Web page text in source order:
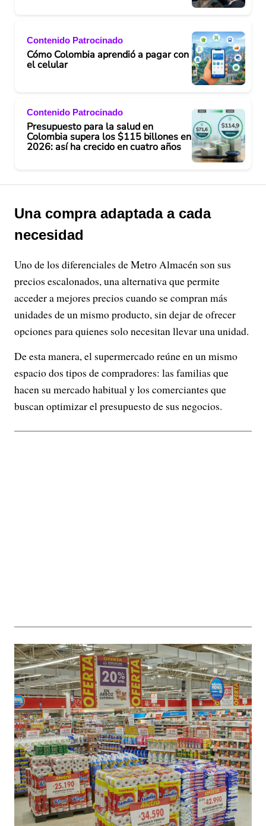
Contenido Patrocinado
Cómo Colombia aprendió a pagar con
el celular
Contenido Patrocinado
Presupuesto para la salud en
Colombia supera los $115 billones en
2026: así ha crecido en cuatro años
Una compra adaptada a cada
necesidad
Uno de los diferenciales de Metro Almacén son sus
precios escalonados, una alternativa que permite
acceder a mejores precios cuando se compran más
unidades de un mismo producto, sin dejar de ofrecer
opciones para quienes solo necesitan llevar una unidad.
De esta manera, el supermercado reúne en un mismo
espacio dos tipos de compradores: las familias que
hacen su mercado habitual y los comerciantes que
buscan optimizar el presupuesto de sus negocios.